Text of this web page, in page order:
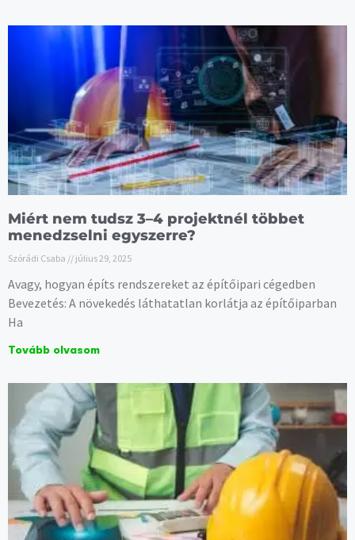
Miért nem tudsz 3–4 projektnél többet
menedzselni egyszerre?
Szórádi Csaba július 29, 2025
Avagy, hogyan építs rendszereket az építőipari cégedben
Bevezetés: A növekedés láthatatlan korlátja az építőiparban
Ha
Tovább olvasom